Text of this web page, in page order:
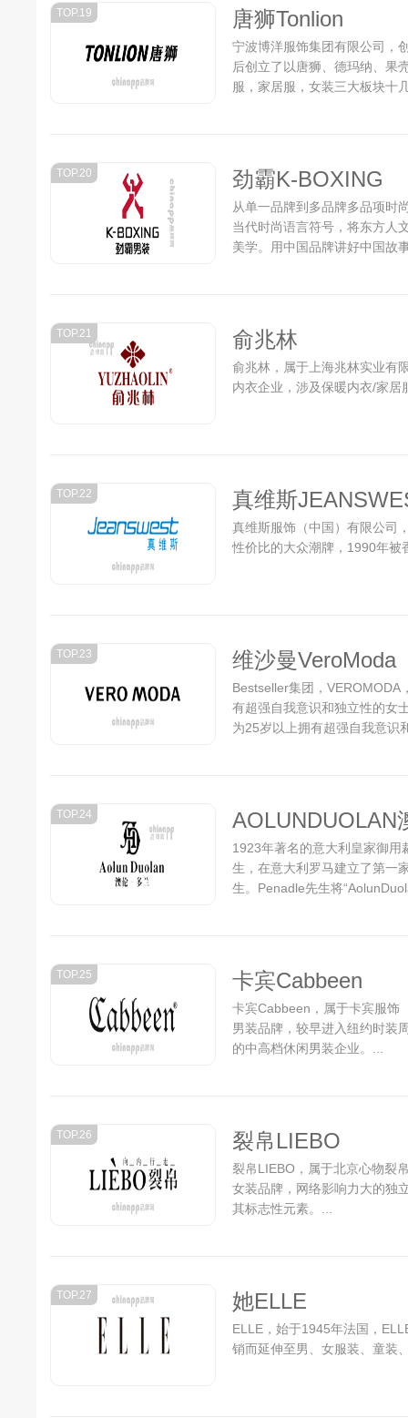
TOP.19 唐狮Tonlion
宁波博洋服饰集团有限公司，
后创立了以唐狮、德玛纳、果
服，家居服，女装三大板块十
TOP.20 劲霸K-BOXING
从单一品牌到多品牌多品项时
当代时尚语言符号，将东方人
美学。用中国品牌讲好中国故
TOP.21 俞兆林
俞兆林，属于上海兆林实业有
内衣企业，涉及保暖内衣/家
TOP.22 真维斯
真维斯服饰（中国）有限公司
性价比的大众潮牌，1990年被
TOP.23 维沙曼VeroModa
Bestseller集团，
有超强自我意识和独立性的
为25岁以上拥有超强自我意识
TOP.24 AOLUNDUOLAN
1923年著名的意大利皇家御用
生，在意大利罗马建立了第一
生。Penadle先生将
TOP.25 卡宾Cabbeen
卡宾Cabbeen，属于卡宾服饰
男装品牌，较早进入纽约时装
的中高档休闲男装企业。...
TOP.26 裂帛LIEBO
裂帛LIEBO，属于北京心物裂
女装品牌，网络影响力大的独
其标志性元素。...
TOP.27 她ELLE
ELLE，始于1945年法国，
销而延伸至男、女服装、童装